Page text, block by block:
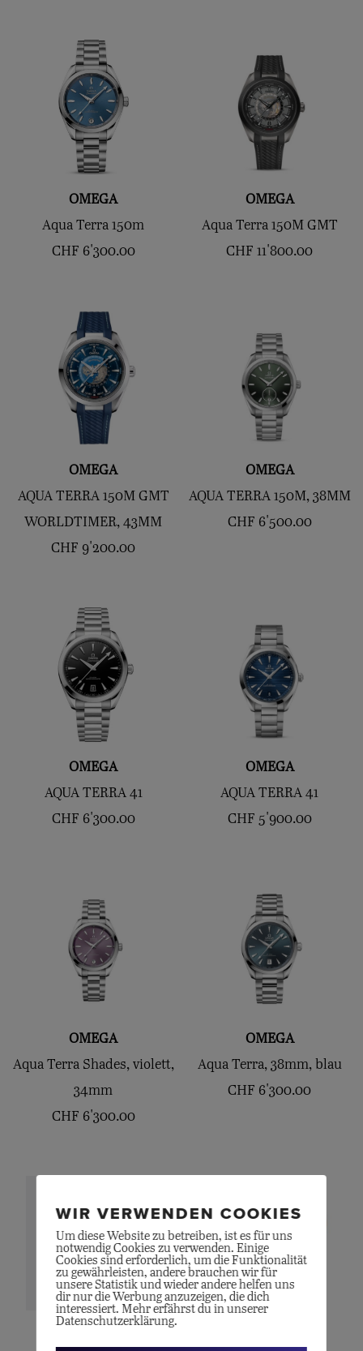
OMEGA
Aqua Terra 150m
CHF 6'300.00
OMEGA
Aqua Terra 150M GMT
CHF 11'800.00
OMEGA
AQUA TERRA 150M GMT
WORLDTIMER, 43MM
CHF 9'200.00
OMEGA
AQUA TERRA 150M, 38MM
CHF 6'500.00
OMEGA
AQUA TERRA 41
CHF 6'300.00
OMEGA
AQUA TERRA 41
CHF 5'900.00
OMEGA
Aqua Terra Shades, violett,
34mm
CHF 6'300.00
OMEGA
Aqua Terra, 38mm, blau
CHF 6'300.00
WIR VERWENDEN COOKIES
Um diese Website zu betreiben, ist es für uns
notwendig Cookies zu verwenden. Einige
Cookies sind erforderlich, um die Funktionalität
zu gewährleisten, andere brauchen wir für
unsere Statistik und wieder andere helfen uns
dir nur die Werbung anzuzeigen, die dich
interessiert. Mehr erfährst du in unserer
Datenschutzerklärung.